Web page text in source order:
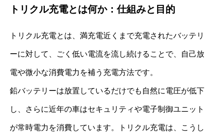
トリクル充電とは何か：仕組みと目的
トリクル充電とは、満充電近くまで充電されたバッテリ
ーに対して、ごく低い電流を流し続けることで、自己放
電や微小な消費電力を補う充電方法です。
鉛バッテリーは放置しているだけでも自然に電圧が低下
し、さらに近年の車はセキュリティや電子制御ユニット
が常時電力を消費しています。トリクル充電は、こうし